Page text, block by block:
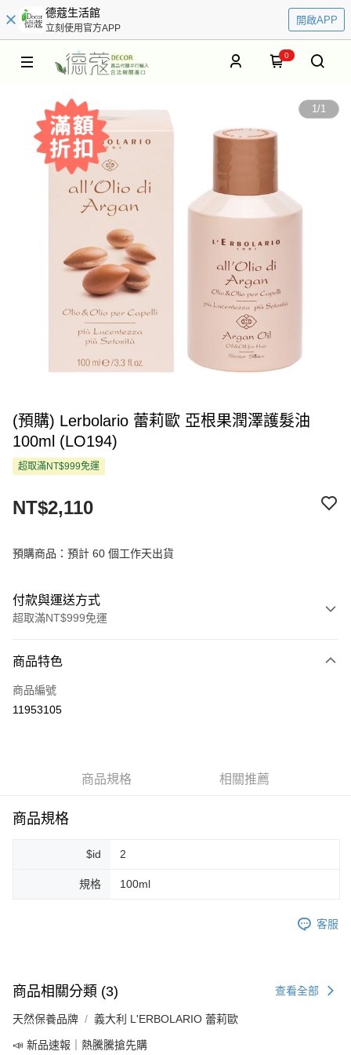
德蔻生活館
立刻使用官方APP
開啟APP
0
1/1
(預購) Lerbolario 蕾莉歐 亞根果潤澤護髮油
100ml (LO194)
超取滿NT$999免運
NT$2,110
預購商品：預計 60 個工作天出貨
付款與運送方式
超取滿NT$999免運
信用卡一次付款
超商取貨付款
悠遊付
全家純取貨 (先付款
7-11取貨付款
商品特色
商品編號
11953105
商品規格 相關推薦
商品規格
$id 2
規格 100ml
客服
商品相關分類 (3) 查看全部
天然保養品牌 義大利 L'ERBOLARIO 蕾莉歐
📣 新品速報｜熱騰騰搶先購